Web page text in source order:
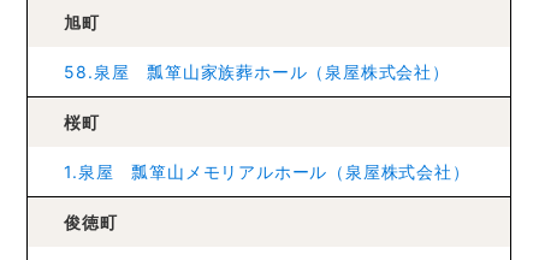
旭町
58.泉屋 瓢箪山家族葬ホール（泉屋株式会社）
桜町
1.泉屋 瓢箪山メモリアルホール（泉屋株式会社）
俊徳町